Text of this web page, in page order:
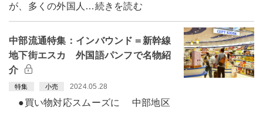
が、多くの外国人…続きを読む
中部流通特集：インバウンド＝新幹線
地下街エスカ 外国語パンフで名物紹
介
特集 小売 2024.05.28
●買い物対応スムーズに 中部地区